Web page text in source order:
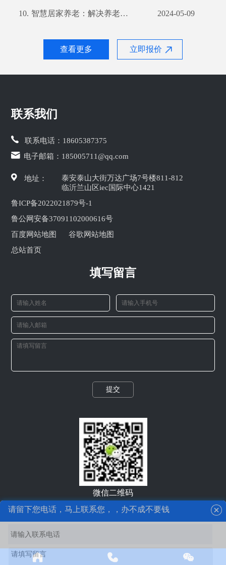
查看更多 立即报价
10. 智慧居家养老：解决养老难题的新思路 2024-05-09
请留下您电话，马上联系您，，办不成不要钱
拨打电话 提交留言
联系我们
联系电话： 18605387375
电子邮箱： 185005711@qq.com
地址：
泰安泰山大街万达广场7号楼811-812
临沂兰山区iec国际中心1421
鲁ICP备2022021879号-1
鲁公网安备37091102000616号
百度网站地图
谷歌网站地图
总站首页
填写留言
提交
微信二维码